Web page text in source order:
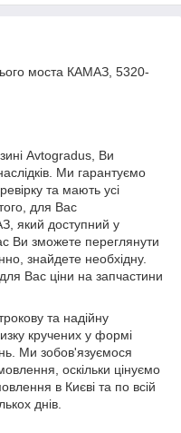
моста КАМАЗ, 5320-
Avtogradus, Ви
Ми гарантуємо
та мають усі
для Вас
який доступний у
Ви зможете переглянути
знайдете необхідну.
Вас ціни на запчастини
та надійну
кручених у формі
Ми зобов'язуємося
оскільки цінуємо
в Києві та по всій
днів.